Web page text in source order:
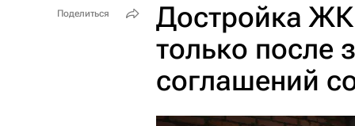
Достройка
только после
соглашений
Поделиться